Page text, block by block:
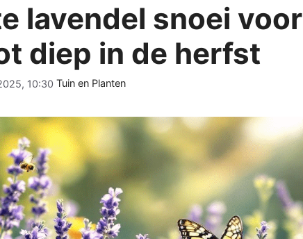
lavendel snoei voor
diep in de herfst
10:30 Categorieën
Tuin en Planten